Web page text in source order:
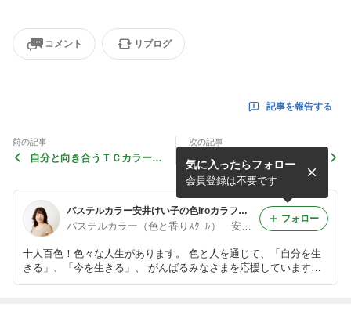
コメント リブログ
記事を報告する
前の記事
自分と向き合うＴＣカラーセ
次の記事
人間関係に悩める大人女子＆
ママにおすすめ！アンガーマ
ネジメントで心のメンテ。
パステルカラー安井けい子の色iroカラフルコラム
十人百色！色々な人生があります。 色と人を通じて、「自分を生
きる」、「今を生きる」、 がんばるみなさまを応援しています。
気に入ったらフォロー
会員登録は不要です
フォロー